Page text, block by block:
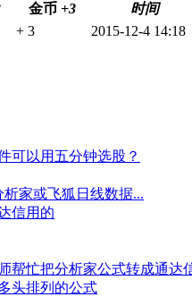
金币 +3 时间
+ 3 2015-12-4 14:18
可以用五分钟选股？
家或飞狐日线数据...
信用的
帮忙把分析家公式转成通达
头排列的公式